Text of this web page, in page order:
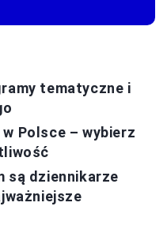
tematyczne i
w Polsce – wybierz
są dziennikarze